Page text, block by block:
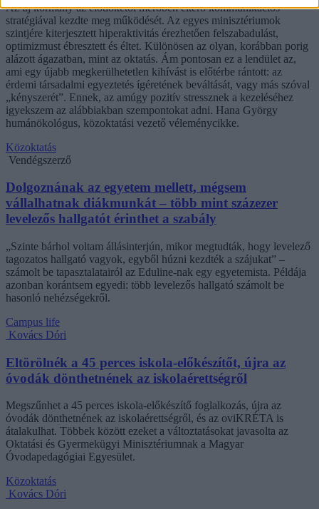
Az új kormány az elődökétől merőben eltérő kommunikációs
stratégiával kezdte meg működését. Az egyes minisztériumok
szintjére kiterjesztett hiperaktivitás érezhetően felszabadulást,
optimizmust ébresztett és éltet. Különösen az olyan, korábban porig
alázott ágazatban, mint az oktatás. Ám pontosan ez a lendület az,
ami egy újabb megkerülhetetlen kihívást is előtérbe rántott: az
érdemi társadalmi egyeztetés ígéretének beváltását, vagy más szóval
„kényszerét”. Ennek, az amúgy pozitív stressznek a kezeléséhez
igyekszem az alábbiakban szempontokat adni. Hana György
humánökológus, közoktatási vezető véleménycikke.
Közoktatás
Vendégszerző
Dolgoznának az egyetem mellett, mégsem
vállalhatnak diákmunkát – több mint százezer
levelezős hallgatót érinthet a szabály
„Szinte bárhol voltam állásinterjún, mikor megtudták, hogy levelező
tagozatos hallgató vagyok, egyből húzni kezdték a szájukat” –
számolt be tapasztalatairól az Eduline-nak egy egyetemista. Példája
azonban korántsem egyedi: több levelezős hallgató számolt be
hasonló nehézségekről.
Campus life
Kovács Dóri
Eltörölnék a 45 perces iskola-előkészítőt, újra az
óvodák dönthetnének az iskolaérettségről
Megszűnhet a 45 perces iskola-előkészítő foglalkozás, újra az
óvodák dönthetnének az iskolaérettségről, és az oviKRÉTA is
átalakulhat. Többek között ezeket a változtatásokat javasolta az
Oktatási és Gyermekügyi Minisztériumnak a Magyar
Óvodapedagógiai Egyesület.
Közoktatás
Kovács Dóri